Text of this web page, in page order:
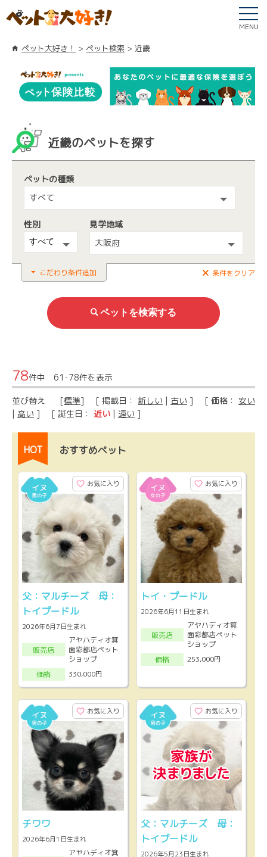
MENU
ペット大好き！ ペット検索 近畿
近畿のペットを探す
ペットの種類
すべて
性別
見学地域
大阪府
こだわり条件追加 条件をクリア
78件中 61-78件を表示
並び替え [標準] [ 掲載日： 新しい | 古い ] [ 価格： 安い
| 高い ] [ 誕生日： 近い | 遠い ]
HOT おすすめペット
お気に入り
父：マルチーズ 母：
トイプードル
2026年6月7日生まれ
販売店
アヤハディオ箕
面彩都店ペット
ショップ
価格
330,000円
お気に入り
トイ・プードル
2026年6月11日生まれ
販売店
アヤハディオ箕
面彩都店ペット
ショップ
価格
253,000円
お気に入り
チワワ
2026年6月1日生まれ
アヤハディオ箕
お気に入り
父：マルチーズ 母：
トイプードル
2026年5月23日生まれ